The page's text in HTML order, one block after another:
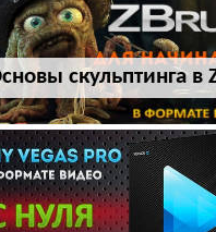
скульптинга в